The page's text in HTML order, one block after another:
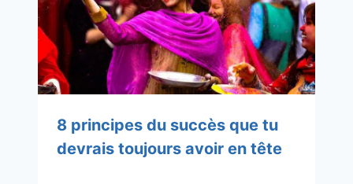
8 principes du succès que tu
devrais toujours avoir en tête